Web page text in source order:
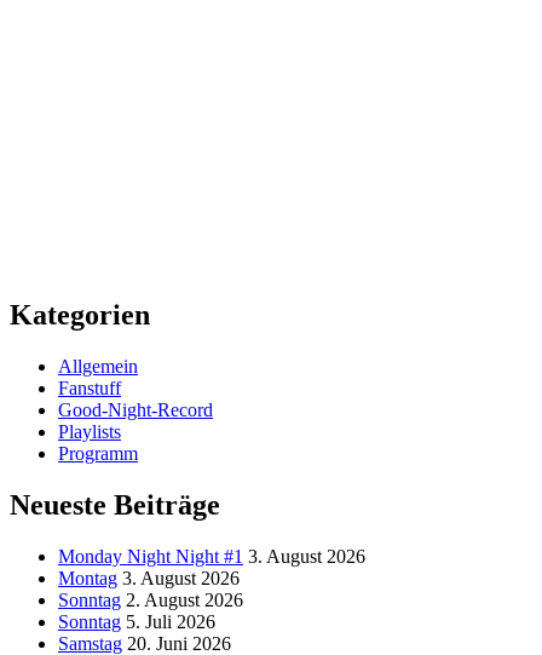
Kategorien
Allgemein
Fanstuff
Good-Night-Record
Playlists
Programm
Neueste Beiträge
Monday Night Night #1 3. August 2026
Montag 3. August 2026
Sonntag 2. August 2026
Sonntag 5. Juli 2026
Samstag 20. Juni 2026